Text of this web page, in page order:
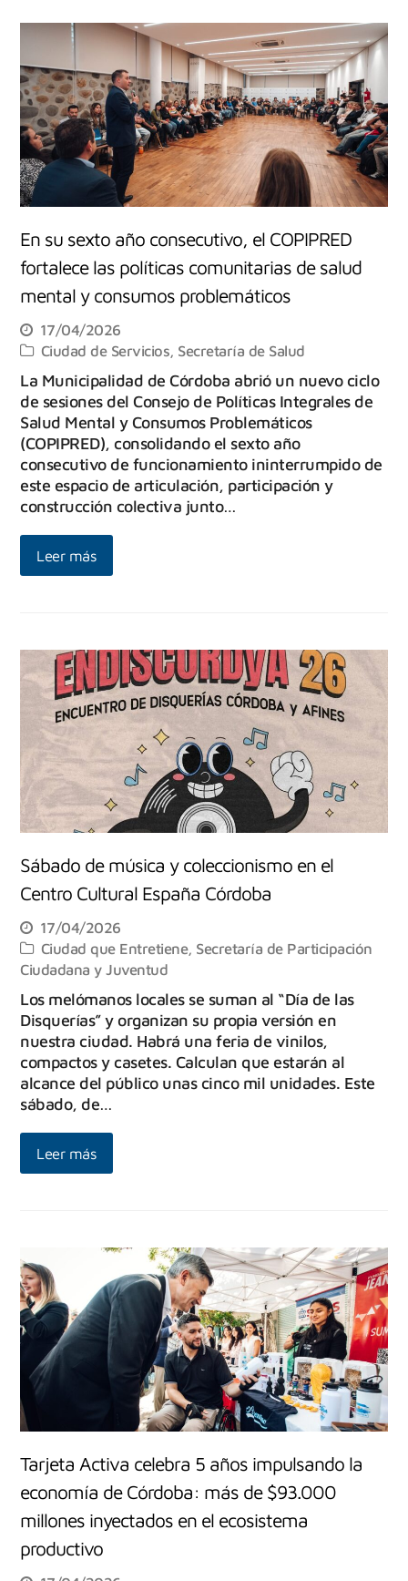
En su sexto año consecutivo, el COPIPRED
fortalece las políticas comunitarias de salud
mental y consumos problemáticos
17/04/2026
Ciudad de Servicios, Secretaría de Salud
La Municipalidad de Córdoba abrió un nuevo ciclo
de sesiones del Consejo de Políticas Integrales de
Salud Mental y Consumos Problemáticos
(COPIPRED), consolidando el sexto año
consecutivo de funcionamiento ininterrumpido de
este espacio de articulación, participación y
construcción colectiva junto…
Leer más
Sábado de música y coleccionismo en el
Centro Cultural España Córdoba
17/04/2026
Ciudad que Entretiene, Secretaría de Participación
Ciudadana y Juventud
Los melómanos locales se suman al “Día de las
Disquerías” y organizan su propia versión en
nuestra ciudad. Habrá una feria de vinilos,
compactos y casetes. Calculan que estarán al
alcance del público unas cinco mil unidades. Este
sábado, de…
Leer más
Tarjeta Activa celebra 5 años impulsando la
economía de Córdoba: más de $93.000
millones inyectados en el ecosistema
productivo